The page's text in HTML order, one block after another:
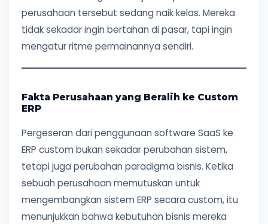
perusahaan tersebut sedang naik kelas. Mereka
tidak sekadar ingin bertahan di pasar, tapi ingin
mengatur ritme permainannya sendiri.
Fakta Perusahaan yang Beralih ke Custom
ERP
Pergeseran dari penggunaan software SaaS ke
ERP custom bukan sekadar perubahan sistem,
tetapi juga perubahan paradigma bisnis. Ketika
sebuah perusahaan memutuskan untuk
mengembangkan sistem ERP secara custom, itu
menunjukkan bahwa kebutuhan bisnis mereka